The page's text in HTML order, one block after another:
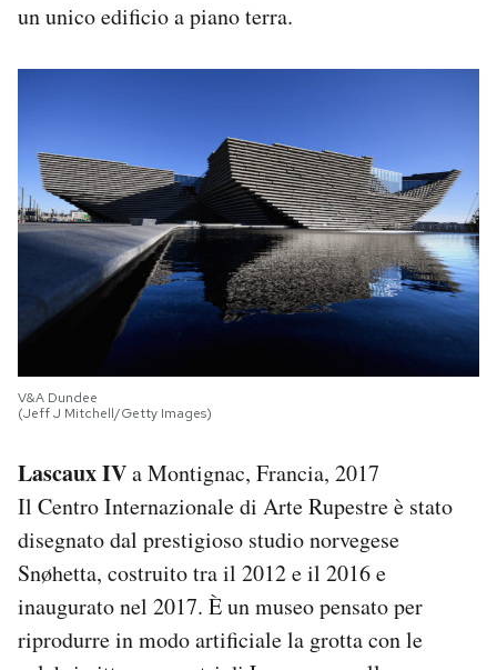
un unico edificio a piano terra.
V&A Dundee
(Jeff J Mitchell/Getty Images)
Lascaux IVa Montignac, Francia, 2017
Il Centro Internazionale di Arte Rupestre è stato
disegnato dal prestigioso studio norvegese
Snøhetta, costruito tra il 2012 e il 2016 e
inaugurato nel 2017. È un museo pensato per
riprodurre in modo artificiale la grotta con le